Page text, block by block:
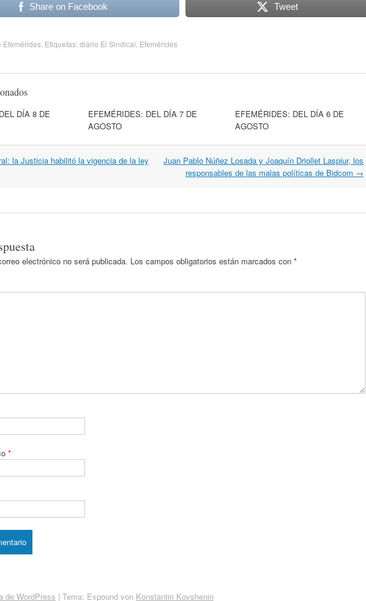
Share on Facebook Tweet
Efemérides . Etiquetas:diario El Sindical Efemérides
DÍA 8 DE
EFEMÉRIDES: DEL DÍA 7 DE
AGOSTO
EFEMÉRIDES: DEL DÍA 6 DE
AGOSTO
la Justicia habilitó la vigencia de la ley
Juan Pablo Núñez Losada y Joaquín Driollet Laspiur, los
responsables de las malas políticas de Bidcom →
electrónico no será publicada. Los campos obligatorios están marcados con *
*
de WordPress | Tema: Expound von Konstantin Kovshenin